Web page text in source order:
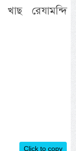
রেযামন্দি
Click to copy